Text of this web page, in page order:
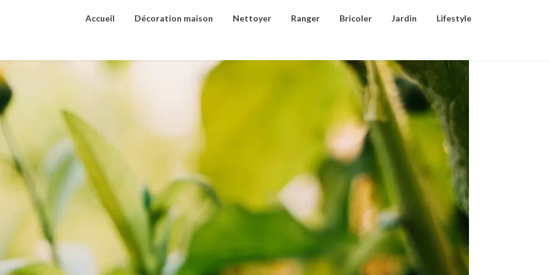
Accueil Décoration maison Nettoyer Ranger Bricoler Jardin Lifestyle